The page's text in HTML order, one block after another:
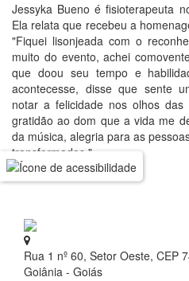
Jessyka Bueno é fisioterapeuta
Ela relata que recebeu a
"Fiquei lisonjeada com o
muito do evento, achei
que doou seu tempo e
acontecesse, disse que sente
notar a felicidade nos olhos
gratidão ao dom que a vida me
da música, alegria para as
transformados."
Rua 1 nº 60, Setor Oeste, CEP
Goiânia - Goiás